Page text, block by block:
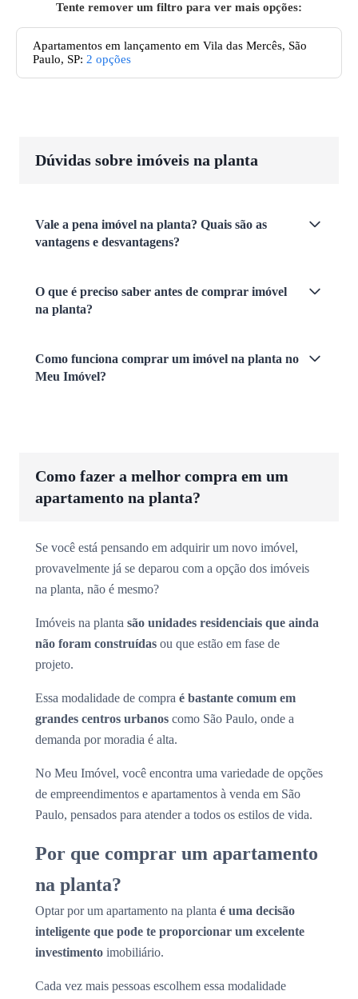
Tente remover um filtro para ver mais opções:
Apartamentos em lançamento em Vila das Mercês, São
Paulo, SP: 2 opções
Dúvidas sobre imóveis na planta
Vale a pena imóvel na planta? Quais são as
vantagens e desvantagens?
O que é preciso saber antes de comprar imóvel
na planta?
Como funciona comprar um imóvel na planta no
Meu Imóvel?
Como fazer a melhor compra em um
apartamento na planta?
Se você está pensando em adquirir um novo imóvel,
provavelmente já se deparou com a opção dos imóveis
na planta, não é mesmo?
Imóveis na planta são unidades residenciais que ainda
não foram construídas ou que estão em fase de
projeto.
Essa modalidade de compra é bastante comum em
grandes centros urbanos como São Paulo, onde a
demanda por moradia é alta.
No Meu Imóvel, você encontra uma variedade de opções
de empreendimentos e apartamentos à venda em São
Paulo, pensados para atender a todos os estilos de vida.
Por que comprar um apartamento
na planta?
Optar por um apartamento na planta é uma decisão
inteligente que pode te proporcionar um excelente
investimento imobiliário.
Cada vez mais pessoas escolhem essa modalidade